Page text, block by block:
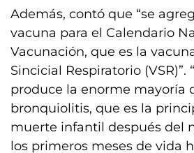
Además, contó que “se
vacuna para el Calendario
Vacunación, que es la
Sincicial Respiratorio (VSR)”.
produce la enorme mayoría
bronquiolitis, que es la
muerte infantil después del
los primeros meses de vida